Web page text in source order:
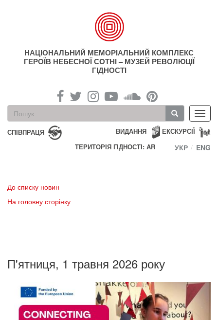
НАЦІОНАЛЬНИЙ МЕМОРІАЛЬНИЙ КОМПЛЕКС
ГЕРОЇВ НЕБЕСНОЇ СОТНІ – МУЗЕЙ РЕВОЛЮЦІЇ
ГІДНОСТІ
Пошукова
форма
Пошук
СПІВПРАЦЯ ЕКСКУРСІЇ
ВИДАННЯ
ТЕРИТОРІЯ ГІДНОСТІ: AR
УКР ENG
До списку новин
На головну сторінку
П'ятниця, 1 травня 2026 року